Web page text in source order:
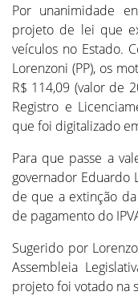
Por unanimidade
projeto de lei que
veículos no Estado.
Lorenzoni (PP), os
R$ 114,09 (valor de
Registro e
que foi digitalizado
Para que passe a
governador Eduardo
de que a extinção
de pagamento do
Sugerido por
Assembleia
projeto foi votado na